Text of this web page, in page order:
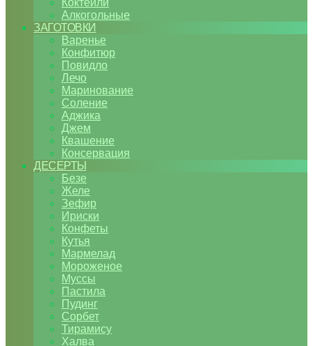
Коктейли
Алкогольные
ЗАГОТОВКИ
Варенье
Конфитюр
Повидло
Лечо
Маринование
Соление
Аджика
Джем
Квашение
Консервация
ДЕСЕРТЫ
Безе
Желе
Зефир
Ириски
Конфеты
Кутья
Мармелад
Мороженое
Муссы
Пастила
Пудинг
Сорбет
Тирамису
Халва